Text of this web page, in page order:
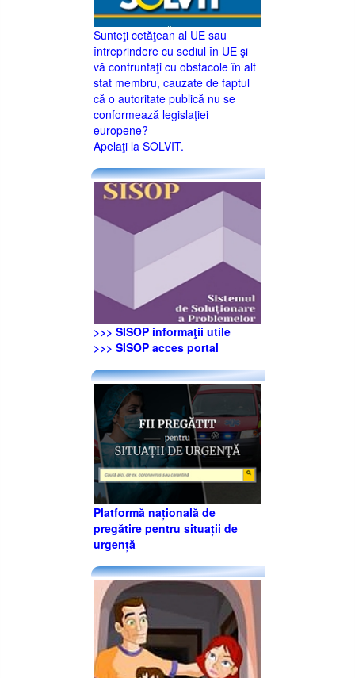
Sunteţi cetăţean al UE sau
întreprindere cu sediul în UE şi
vă confruntaţi cu obstacole în alt
stat membru, cauzate de faptul
că o autoritate publică nu se
conformează legislaţiei
europene?
Apelaţi la SOLVIT.
>>> SISOP informaţii utile
>>> SISOP acces portal
Platformă națională de
pregătire pentru situații de
urgență